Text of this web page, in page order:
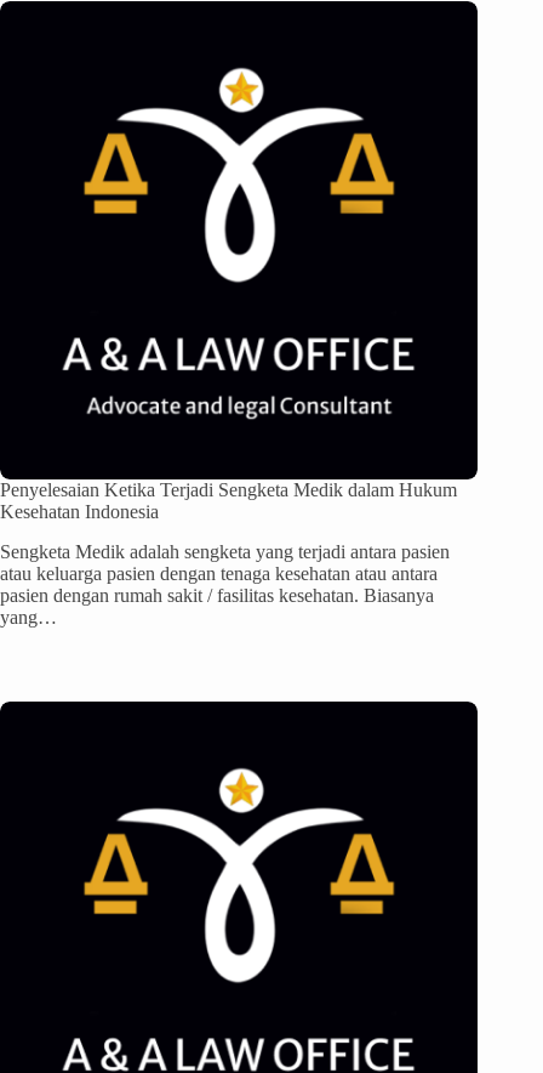
Penyelesaian Ketika Terjadi Sengketa Medik dalam Hukum
Kesehatan Indonesia
Sengketa Medik adalah sengketa yang terjadi antara pasien
atau keluarga pasien dengan tenaga kesehatan atau antara
pasien dengan rumah sakit / fasilitas kesehatan. Biasanya
yang…